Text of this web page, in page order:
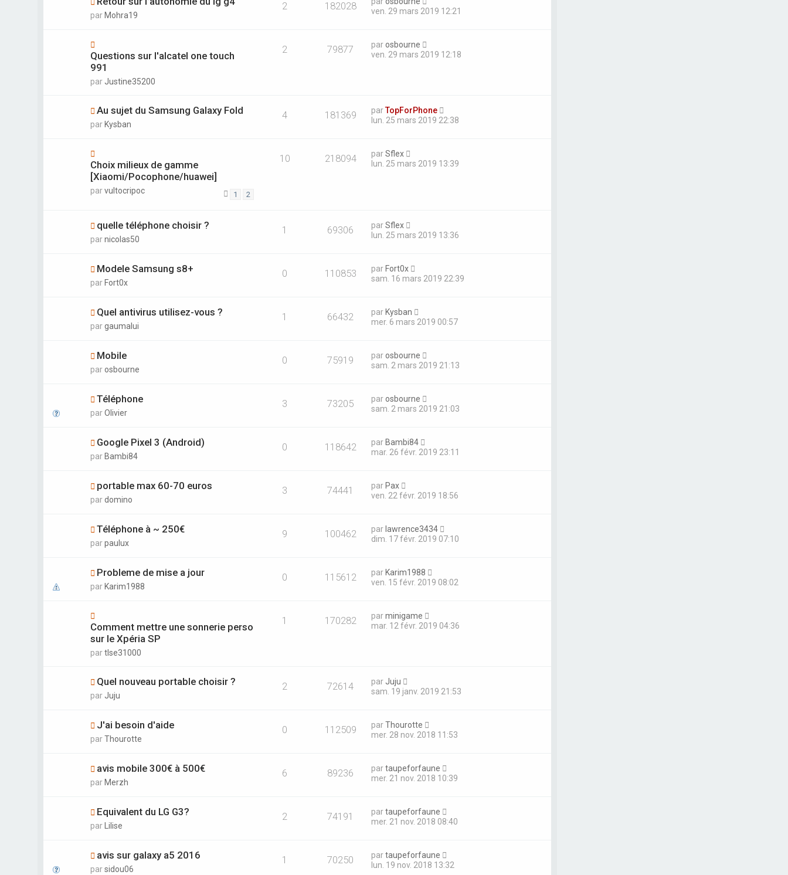
par Mohra19
2 182028
ven. 29 mars 2019 12:21
Questions sur l'alcatel one touch
991
par Justine35200
2 79877 par osbourne
ven. 29 mars 2019 12:18
Au sujet du Samsung Galaxy Fold
par Kysban
4 181369 parTopForPhone
lun. 25 mars 2019 22:38
Choix milieux de gamme
[Xiaomi/Pocophone/huawei]
parvultocripoc 1 2
10 218094 parSflex
lun. 25 mars 2019 13:39
quelle téléphone choisir ?
parnicolas50
1 69306 parSflex
lun. 25 mars 2019 13:36
Modele Samsung s8+
par Fort0x
0 110853 par Fort0x
sam. 16 mars 2019 22:39
Quel antivirus utilisez-vous ?
pargaumalui
1 66432 par Kysban
mer. 6 mars 2019 00:57
Mobile
par osbourne
0 75919 par osbourne
sam. 2 mars 2019 21:13
Téléphone
parOlivier
3 73205 par osbourne
sam. 2 mars 2019 21:03
Google Pixel 3 (Android)
par Bambi84
0 118642 par Bambi84
mar. 26 févr. 2019 23:11
portable max 60-70 euros
pardomino
3 74441 par Pax
ven. 22 févr. 2019 18:56
Téléphone à ~ 250€
parpaulux
9 100462 par lawrence3434
dim. 17 févr. 2019 07:10
Probleme de mise a jour
par Karim1988
0 115612 par Karim1988
ven. 15 févr. 2019 08:02
Comment mettre une sonnerie perso
sur le Xpéria SP
partlse31000
1 170282 parminigame
mar. 12 févr. 2019 04:36
Quel nouveau portable choisir ?
par Juju
2 72614 par Juju
sam. 19 janv. 2019 21:53
J'ai besoin d'aide
parThourotte
0 112509 parThourotte
mer. 28 nov. 2018 11:53
avis mobile 300€ à 500€
par Merzh
6 89236 partaupeforfaune
mer. 21 nov. 2018 10:39
Equivalent du LG G3?
par Lilise
2 74191 partaupeforfaune
mer. 21 nov. 2018 08:40
avis sur galaxy a5 2016
parsidou06
1 70250 partaupeforfaune
lun. 19 nov. 2018 13:32